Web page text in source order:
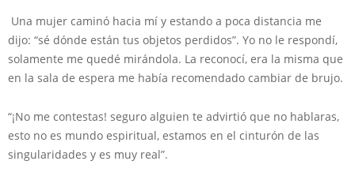
Una mujer caminó hacia mí y estando a poca distancia me
dijo: “sé dónde están tus objetos perdidos”. Yo no le respondí,
solamente me quedé mirándola. La reconocí, era la misma que
en la sala de espera me había recomendado cambiar de brujo.
“¡No me contestas! seguro alguien te advirtió que no hablaras,
esto no es mundo espiritual, estamos en el cinturón de las
singularidades y es muy real”.